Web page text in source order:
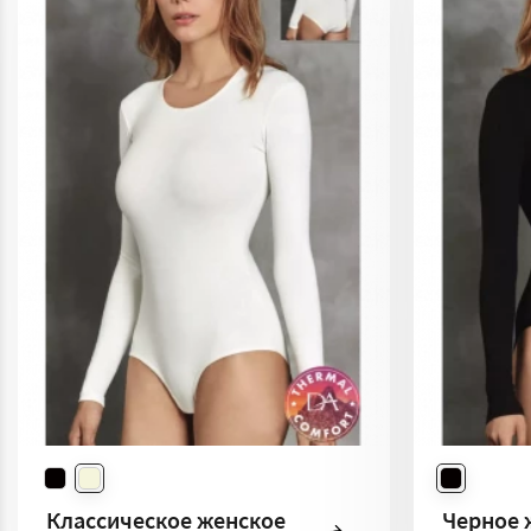
Классическое женское
Черное